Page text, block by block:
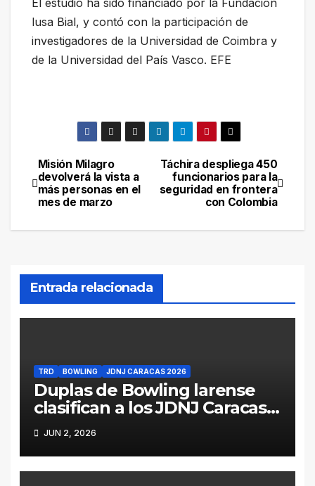
El estudio ha sido financiado por la Fundación
lusa Bial, y contó con la participación de
investigadores de la Universidad de Coimbra y
de la Universidad del País Vasco. EFE
Navegación
de
entradas
Táchira despliega 450
funcionarios para la
seguridad en frontera
con Colombia
Misión Milagro
devolverá la vista a
más personas en el
mes de marzo
Entrada relacionada
TRD BOWLING JDNJ CARACAS 2026
Duplas de Bowling larense
clasifican a los JDNJ Caracas
2026
JUN 2, 2026